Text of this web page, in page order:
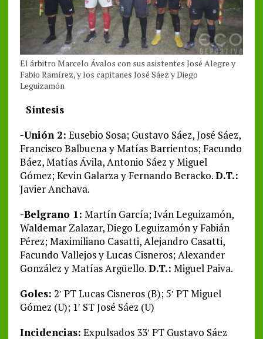
El árbitro Marcelo Ávalos con sus asistentes José Alegre y
Fabio Ramírez, y los capitanes José Sáez y Diego
Leguizamón
Síntesis
-Unión 2: Eusebio Sosa; Gustavo Sáez, José Sáez,
Francisco Balbuena y Matías Barrientos; Facundo
Báez, Matías Ávila, Antonio Sáez y Miguel
Gómez; Kevin Galarza y Fernando Beracko.D.T.:
Javier Anchava.
-Belgrano 1: Martín García; Iván Leguizamón,
Waldemar Zalazar, Diego Leguizamón y Fabián
Pérez; Maximiliano Casatti, Alejandro Casatti,
Facundo Vallejos y Lucas Cisneros; Alexander
González y Matías Argüello.D.T.: Miguel Paiva.
Goles: 2′ PT Lucas Cisneros (B); 5′ PT Miguel
Gómez (U); 1′ ST José Sáez (U)
Incidencias: Expulsados 33′ PT Gustavo Sáez